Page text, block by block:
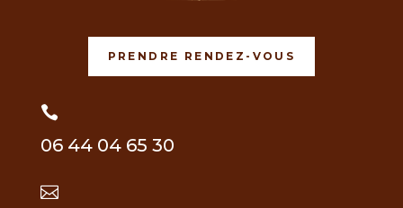
PRENDRE RENDEZ-VOUS

06 44 04 65 30
